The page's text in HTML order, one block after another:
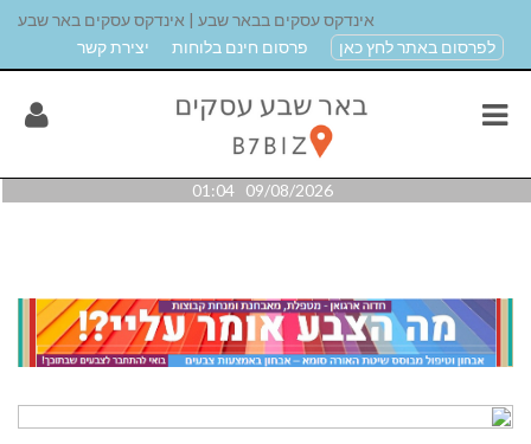
אינדקס עסקים בבאר שבע | אינדקס עסקים באר שבע
לפרסום באתר לחץ כאן
פרסום חינם בלוחות יצירת קשר
09/08/2026 01:04